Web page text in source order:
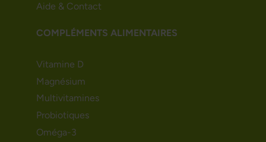
Aide & Contact
COMPLÉMENTS ALIMENTAIRES
Vitamine D
Magnésium
Multivitamines
Probiotiques
Oméga-3